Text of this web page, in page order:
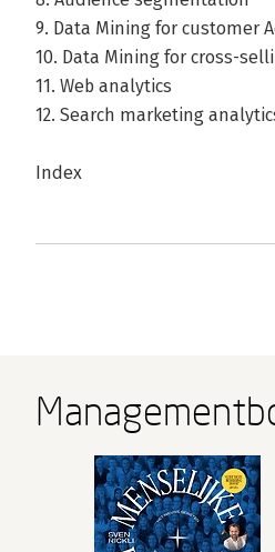
9. Data Mining for customer
10. Data Mining for cross-
11. Web analytics
12. Search marketing
Index